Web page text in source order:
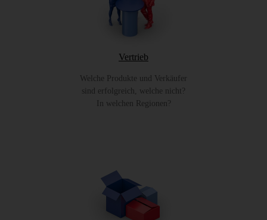
Vertrieb
Welche Produkte und Verkäufer
sind erfolgreich, welche nicht?
In welchen Regionen?